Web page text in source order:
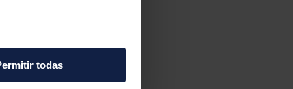
todas
explicado la compañía.
gigante tecnológico